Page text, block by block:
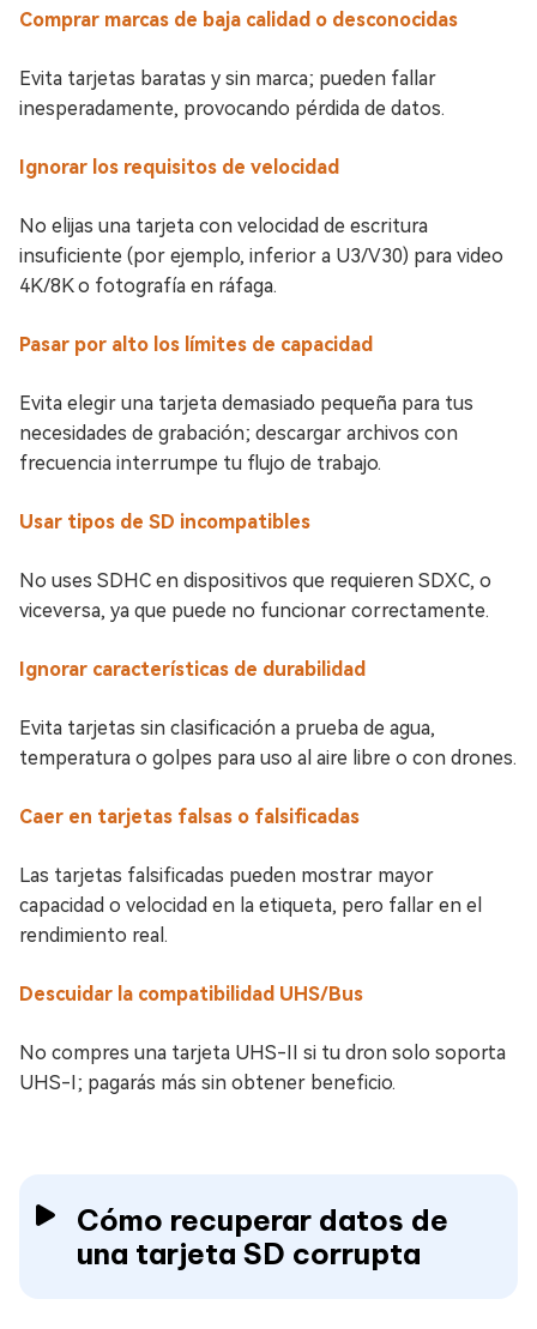
Comprar marcas de baja calidad o desconocidas
Evita tarjetas baratas y sin marca; pueden fallar
inesperadamente, provocando pérdida de datos.
Ignorar los requisitos de velocidad
No elijas una tarjeta con velocidad de escritura
insuficiente (por ejemplo, inferior a U3/V30) para video
4K/8K o fotografía en ráfaga.
Pasar por alto los límites de capacidad
Evita elegir una tarjeta demasiado pequeña para tus
necesidades de grabación; descargar archivos con
frecuencia interrumpe tu flujo de trabajo.
Usar tipos de SD incompatibles
No uses SDHC en dispositivos que requieren SDXC, o
viceversa, ya que puede no funcionar correctamente.
Ignorar características de durabilidad
Evita tarjetas sin clasificación a prueba de agua,
temperatura o golpes para uso al aire libre o con drones.
Caer en tarjetas falsas o falsificadas
Las tarjetas falsificadas pueden mostrar mayor
capacidad o velocidad en la etiqueta, pero fallar en el
rendimiento real.
Descuidar la compatibilidad UHS/Bus
No compres una tarjeta UHS-II si tu dron solo soporta
UHS-I; pagarás más sin obtener beneficio.
Cómo recuperar datos de
una tarjeta SD corrupta